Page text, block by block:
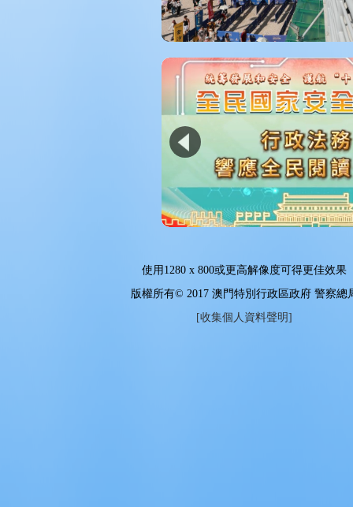
使用 1280 x 800或更高解像度可得更佳效果
版權所有© 2017 澳門特別行政區政府 警察總
[收集個人資料聲明]